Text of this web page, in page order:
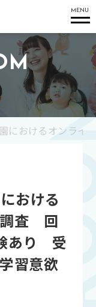
MENU
園におけるオン
おける
調査 回
あり 受
習意欲